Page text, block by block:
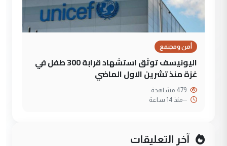
أمن ومجتمع
اليونيسف توثق استشهاد قرابة 300 طفل في
غزة منذ تشرين الاول الماضي
--منذ 14 ساعة
آخر التعليقات